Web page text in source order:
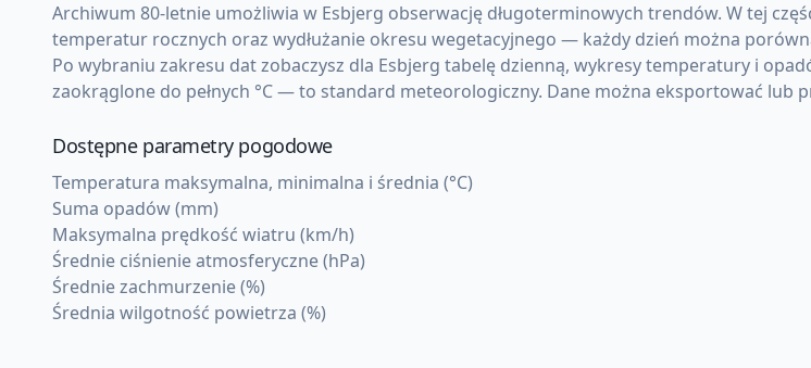
Archiwum 80-letnie umożliwia w Esbjerg obserwację długoterminowych trendów. W tej
temperatur rocznych oraz wydłużanie okresu wegetacyjnego — każdy dzień można
Po wybraniu zakresu dat zobaczysz dla Esbjerg tabelę dzienną, wykresy temperatury i
zaokrąglone do pełnych °C — to standard meteorologiczny. Dane można eksportować lub
Dostępne parametry pogodowe
Temperatura maksymalna, minimalna i średnia (°C)
Suma opadów (mm)
Maksymalna prędkość wiatru (km/h)
Średnie ciśnienie atmosferyczne (hPa)
Średnie zachmurzenie (%)
Średnia wilgotność powietrza (%)